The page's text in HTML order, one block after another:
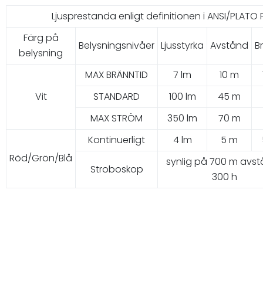
Ljusprestanda enligt definitionen i ANSI/PLATO
Färg på
belysning
Belysningsnivåer Ljusstyrka Avstånd
Vit
MAX BRÄNNTID 7 lm 10 m
STANDARD
100 lm
45 m
MAX STRÖM
350 lm 70 m
Röd/Grön/Blå
Kontinuerligt 4 lm 5 m
Stroboskop
synlig på 700 m
300 h